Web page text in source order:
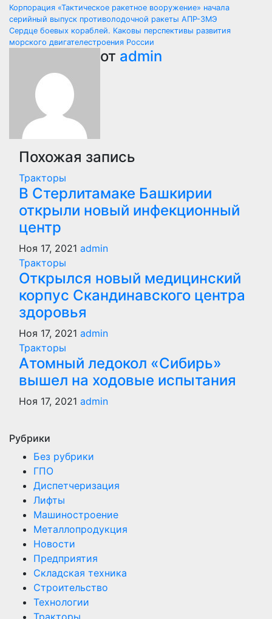
Навигация
по
Корпорация «Тактическое ракетное вооружение» начала
серийный выпуск противолодочной ракеты АПР-3МЭ
Сердце боевых кораблей. Каковы перспективы развития
морского двигателестроения России
от admin
Похожая запись
Тракторы
В Стерлитамаке Башкирии
открыли новый инфекционный
центр
Ноя 17, 2021 admin
Тракторы
Открылся новый медицинский
корпус Скандинавского центра
здоровья
Ноя 17, 2021 admin
Тракторы
Атомный ледокол «Сибирь»
вышел на ходовые испытания
Ноя 17, 2021 admin
Рубрики
Без рубрики
ГПО
Диспетчеризация
Лифты
Машиностроение
Металлопродукция
Новости
Предприятия
Складская техника
Строительство
Технологии
Тракторы